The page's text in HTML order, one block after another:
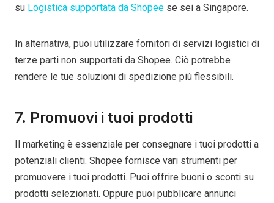
su Logistica supportata da Shopee se sei a Singapore.
In alternativa, puoi utilizzare fornitori di servizi logistici di
terze parti non supportati da Shopee. Ciò potrebbe
rendere le tue soluzioni di spedizione più flessibili.
7. Promuovi i tuoi prodotti
Il marketing è essenziale per consegnare i tuoi prodotti a
potenziali clienti. Shopee fornisce vari strumenti per
promuovere i tuoi prodotti. Puoi offrire buoni o sconti su
prodotti selezionati. Oppure puoi pubblicare annunci